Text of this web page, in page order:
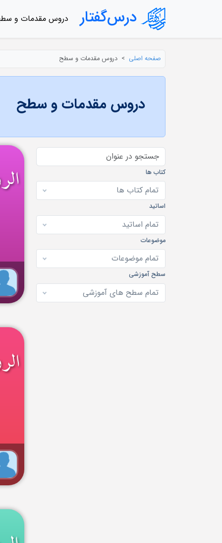
درس‌گفتار دروس مقدمات و
صفحه اصلی دروس مقدمات و سطح
دروس مقدمات و سطح
کتاب ها
تمام كتاب ها
اساتید
تمام اساتيد
موضوعات
تمام موضوعات
سطح آموزشی
تمام سطح های آموزشی